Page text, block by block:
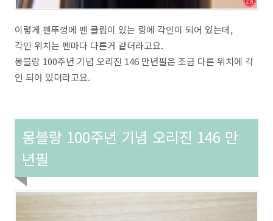
이렇게 펜뚜껑에 펜 클립이 있는 링에 각인이 되어 있는데,
각인 위치는 펜마다 다른거 같더라고요.
몽블랑 100주년 기념 오리진 146 만년필은 조금 다른 위치에 각
인 되어 있더라고요.
몽블랑 100주년 기념 오리진 146 만
년필